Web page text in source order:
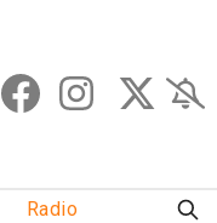
Radio